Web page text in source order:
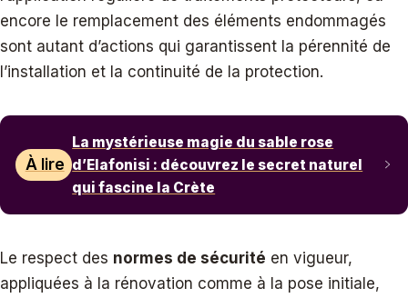
encore le remplacement des éléments endommagés
sont autant d’actions qui garantissent la pérennité de
l’installation et la continuité de la protection.
À lire
La mystérieuse magie du sable rose
d’Elafonisi : découvrez le secret naturel
qui fascine la Crète
Le respect des normes de sécurité en vigueur,
appliquées à la rénovation comme à la pose initiale,